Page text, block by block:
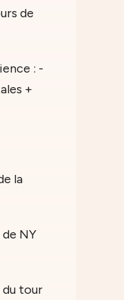
de
: -
+
la
NY
du tour